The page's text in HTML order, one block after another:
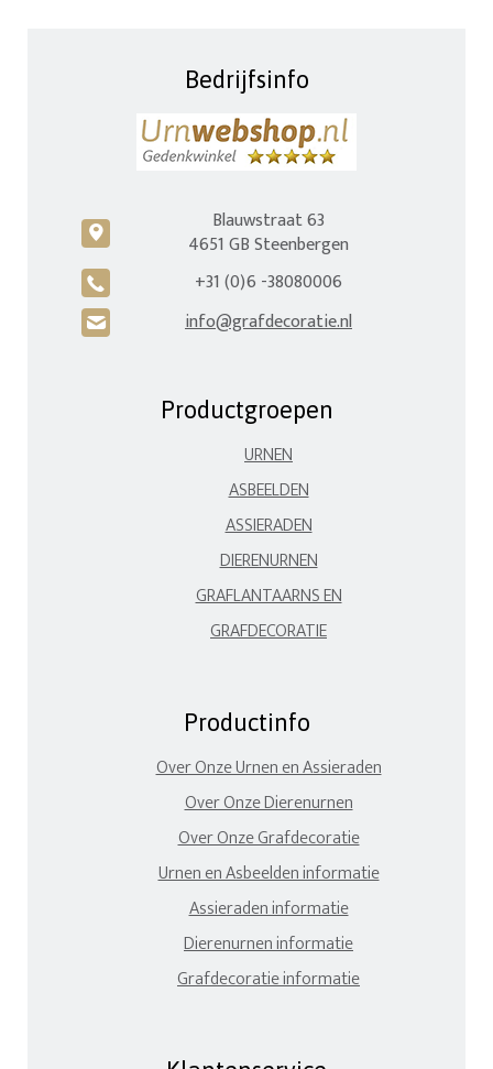
Bedrijfsinfo
c
Blauwstraat 63
4651 GB Steenbergen
A +31 (0)6 -38080006
H info@grafdecoratie.nl
Productgroepen
URNEN
ASBEELDEN
ASSIERADEN
DIERENURNEN
GRAFLANTAARNS EN
GRAFDECORATIE
Productinfo
Over Onze Urnen en Assieraden
Over Onze Dierenurnen
Over Onze Grafdecoratie
Urnen en Asbeelden informatie
Assieraden informatie
Dierenurnen informatie
Grafdecoratie informatie